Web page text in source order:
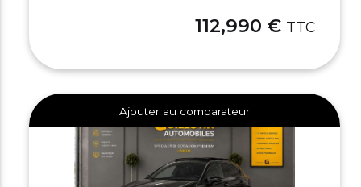
112,990 € TTC
Ajouter au comparateur